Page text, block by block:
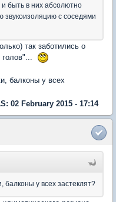
и быть в них абсолютно
звукоизоляцию с соседями
так заботились о
голов"...
балконы у всех
02 February 2015 - 17:14
балконы у всех застеклят?